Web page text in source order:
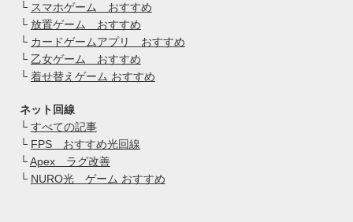
└ スマホゲーム おすすめ
└ 放置ゲーム おすすめ
└ カードゲームアプリ おすすめ
└ 乙女ゲーム おすすめ
└ 着せ替えゲーム おすすめ
ネット回線
└ すべての記事
└ FPS おすすめ光回線
└Apex ラグ改善
└ NURO光 ゲーム おすすめ